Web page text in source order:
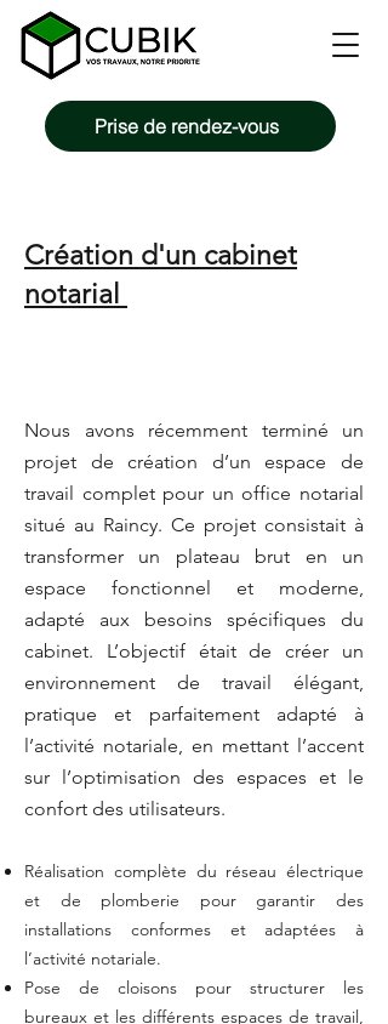
Prise de rendez-vous
Création d'un cabinet
notarial
Nous avons récemment terminé un
projet de création d’un espace de
travail complet pour un office notarial
situé au Raincy. Ce projet consistait à
transformer un plateau brut en un
espace fonctionnel et moderne,
adapté aux besoins spécifiques du
cabinet. L’objectif était de créer un
environnement de travail élégant,
pratique et parfaitement adapté à
l’activité notariale, en mettant l’accent
sur l’optimisation des espaces et le
confort des utilisateurs.
Réalisation complète du réseau électrique
et de plomberie pour garantir des
installations conformes et adaptées à
l’activité notariale.
Pose de cloisons pour structurer les
bureaux et les différents espaces de travail,